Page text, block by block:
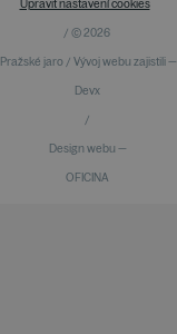
Upravit nastavení cookies
/ © 2026
Pražské jaro / Vývoj webu zajistili —
Devx
/
Design webu —
OFICINA